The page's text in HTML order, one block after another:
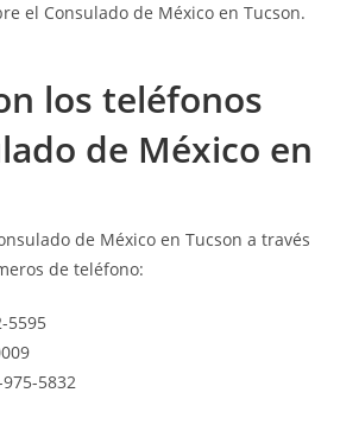
el Consulado de México en Tucson.
los teléfonos
de México en
de México en Tucson a través
de teléfono:
5595
975-5832